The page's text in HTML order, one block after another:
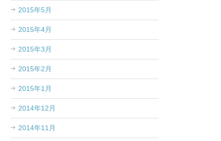
2015年5月
2015年4月
2015年3月
2015年2月
2015年1月
2014年12月
2014年11月